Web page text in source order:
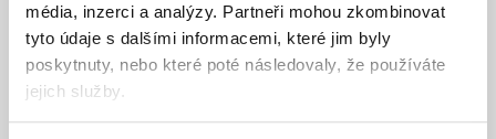
média, inzerci a analýzy. Partneři mohou zkombinovat
tyto údaje s dalšími informacemi, které jim byly
poskytnuty, nebo které poté následovaly, že používáte
jejich služby.
Michal Mynář je psychoterapeut a profesionální kouč s více než
patnáctiletou praxí. Vystudoval filozofii a hudební vědu na Masarykově
univerzitě a následně absolvoval čtyřletý integrativní
psychoterapeutický výcvik v satiterapii a koučovací výcvik
akreditovaný podle standardů ICF. Ve své praxi propojuje